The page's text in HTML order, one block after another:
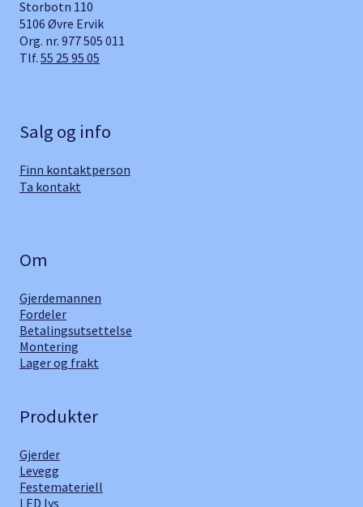
Storbotn 110
5106 Øvre Ervik
Org. nr. 977 505 011
Tlf. 55 25 95 05
Salg og info
Finn kontaktperson
Ta kontakt
Om
Gjerdemannen
Fordeler
Betalingsutsettelse
Montering
Lager og frakt
Produkter
Gjerder
Levegg
Festemateriell
LED lys